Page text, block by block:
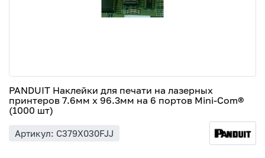
PANDUIT Наклейки для печати на лазерных
принтеров 7.6мм х 96.3мм на 6 портов Mini-Com®
(1000 шт)
Артикул: C379X030FJJ